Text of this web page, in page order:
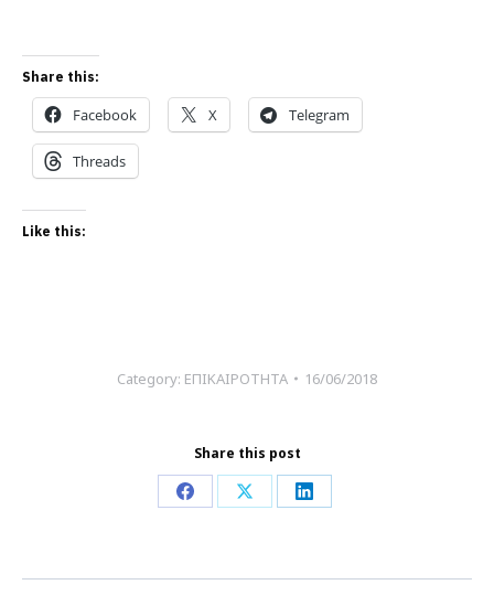
Share this:
Facebook X Telegram
Threads
Like this:
Category: ΕΠΙΚΑΙΡΟΤΗΤΑ 16/06/2018
Share this post
Share
Facebook
Share
X
Share
LinkedIn